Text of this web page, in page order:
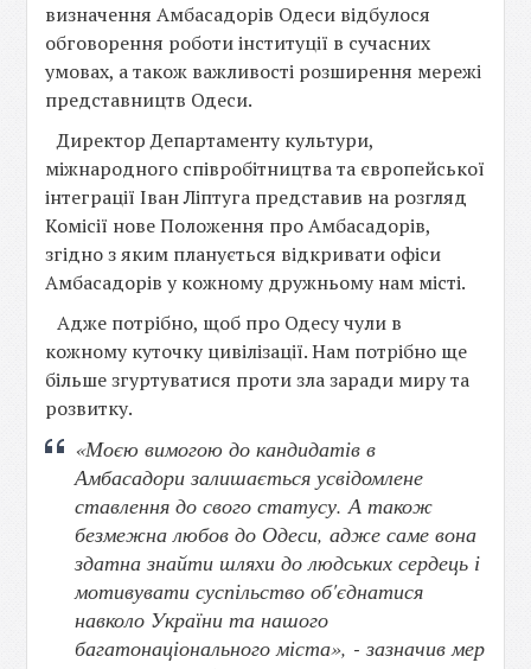
визначення Амбасадорів Одеси відбулося
обговорення роботи інституції в сучасних
умовах, а також важливості розширення мережі
представництв Одеси.
Директор Департаменту культури,
міжнародного співробітництва та європейської
інтеграції Іван Ліптуга представив на розгляд
Комісії нове Положення про Амбасадорів,
згідно з яким планується відкривати офіси
Амбасадорів у кожному дружньому нам місті.
Адже потрібно, щоб про Одесу чули в
кожному куточку цивілізації. Нам потрібно ще
більше згуртуватися проти зла заради миру та
розвитку.
«Моєю вимогою до кандидатів в
Амбасадори залишається усвідомлене
ставлення до свого статусу. А також
безмежна любов до Одеси, адже саме вона
здатна знайти шляхи до людських сердець і
мотивувати суспільство об'єднатися
навколо України та нашого
багатонаціонального міста», - зазначив мер